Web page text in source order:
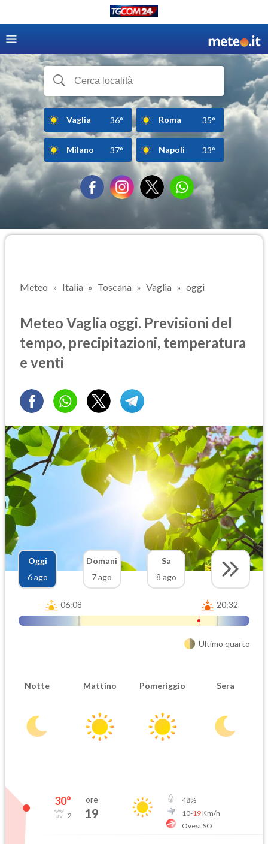
Vaglia 36° Roma 35°
Milano 37° Napoli 33°
Meteo Italia Toscana Vaglia oggi
Meteo Vaglia oggi. Previsioni del
tempo, precipitazioni, temperatura
e venti
Oggi
6 ago
Domani
7 ago
Sa
8 ago
06:08 20:32
Ultimo quarto
Notte Mattino Pomeriggio Sera
30°
2
ore
19
48%
10-19Km/h
Ovest SO